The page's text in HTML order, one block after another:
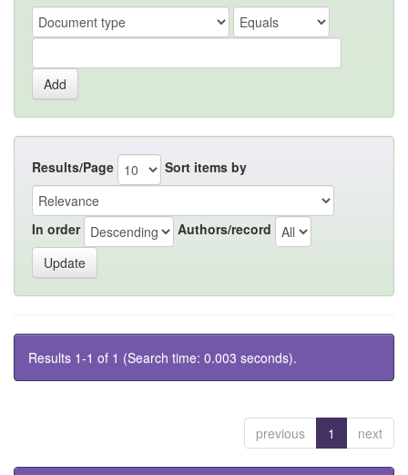
Results/Page Sort items by
In order Authors/record
Results 1-1 of 1 (Search time: 0.003 seconds).
previous 1 next